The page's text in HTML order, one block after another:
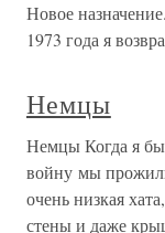
Новое
1973 года я
Немцы
Немцы Когда я
войну мы
очень низкая
стены и даже